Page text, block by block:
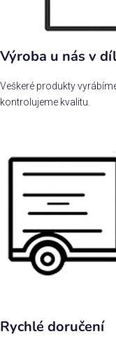
Výroba u nás v
Veškeré produkty
kontrolujeme kvalitu.
Rychlé doručení